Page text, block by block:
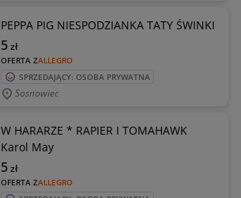
PEPPA PIG NIESPODZIANKA TATY ŚWINKI
OFERTA ZALLEGRO
5zł
SPRZEDAJĄCY: OSOBA PRYWATNA
Sosnowiec
W HARARZE * RAPIER I TOMAHAWK
Karol May
OFERTA ZALLEGRO
5zł